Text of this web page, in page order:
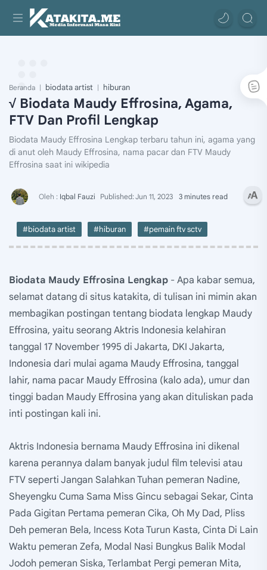
Beranda biodata artist hiburan
√ Biodata Maudy Effrosina, Agama,
FTV Dan Profil Lengkap
Biodata Maudy Effrosina Lengkap terbaru tahun ini, agama yang
di anut oleh Maudy Effrosina, nama pacar dan FTV Maudy
Effrosina saat ini wikipedia
3 minutes read
#biodata artist #hiburan #pemain ftv sctv
Biodata Maudy Effrosina Lengkap - Apa kabar semua,
selamat datang di situs katakita, di tulisan ini mimin akan
membagikan postingan tentang biodata lengkap Maudy
Effrosina, yaitu seorang Aktris Indonesia kelahiran
tanggal 17 November 1995 di Jakarta, DKI Jakarta,
Indonesia dari mulai agama Maudy Effrosina, tanggal
lahir, nama pacar Maudy Effrosina (kalo ada), umur dan
tinggi badan Maudy Effrosina yang akan dituliskan pada
inti postingan kali ini.
Aktris Indonesia bernama Maudy Effrosina ini dikenal
karena perannya dalam banyak judul film televisi atau
FTV seperti Jangan Salahkan Tuhan pemeran Nadine,
Sheyengku Cuma Sama Miss Gincu sebagai Sekar, Cinta
Pada Gigitan Pertama pemeran Cika, Oh My Dad, Pliss
Deh pemeran Bela, Incess Kota Turun Kasta, Cinta Di Lain
Waktu pemeran Zefa, Modal Nasi Bungkus Balik Modal
Jodoh pemeran Siska, Terlambat Pergi pemeran Mita,